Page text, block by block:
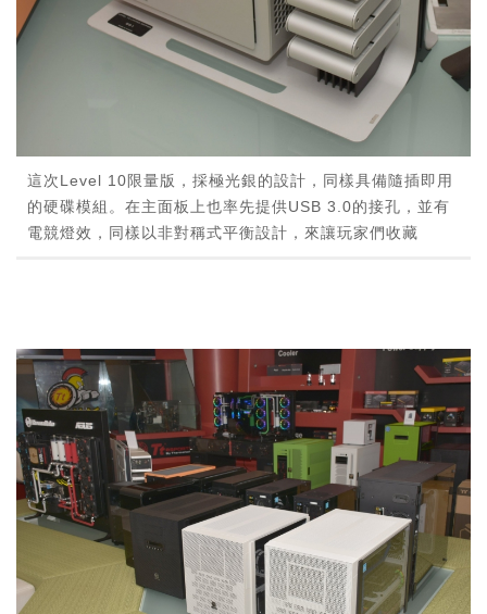
這次Level 10限量版，採極光銀的設計，同樣具備隨插即用
的硬碟模組。在主面板上也率先提供USB 3.0的接孔，並有
電競燈效，同樣以非對稱式平衡設計，來讓玩家們收藏